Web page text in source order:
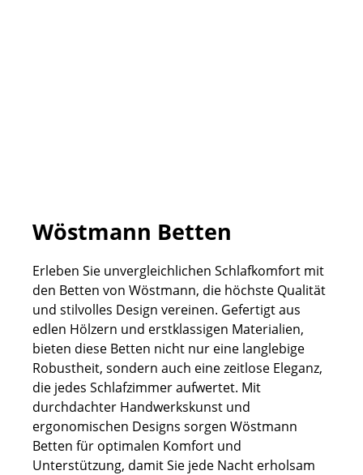
Wöstmann Betten
Erleben Sie unvergleichlichen Schlafkomfort mit
den Betten von Wöstmann, die höchste Qualität
und stilvolles Design vereinen. Gefertigt aus
edlen Hölzern und erstklassigen Materialien,
bieten diese Betten nicht nur eine langlebige
Robustheit, sondern auch eine zeitlose Eleganz,
die jedes Schlafzimmer aufwertet. Mit
durchdachter Handwerkskunst und
ergonomischen Designs sorgen Wöstmann
Betten für optimalen Komfort und
Unterstützung, damit Sie jede Nacht erholsam